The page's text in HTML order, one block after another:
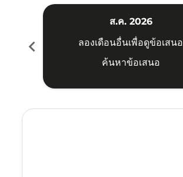
chevron_left
ส.ค. 2026
ลองเดือนอื่นเพื่อดูข้อเสนอ
ค้นหาข้อเสนอ